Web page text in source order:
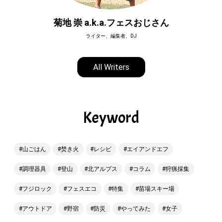
菊地 崇 a.k.a.フェスおじさん
ライター、編集者、DJ
All Writers
Keyword
山ごはん 焚き火 レシピ エイアンドエフ
調理器具 登山 北アルプス コラム 狩猟採集
フジロック フェスエコ 特集 苗場スキー場
アウトドア 野宿 防災 やってみた 女子